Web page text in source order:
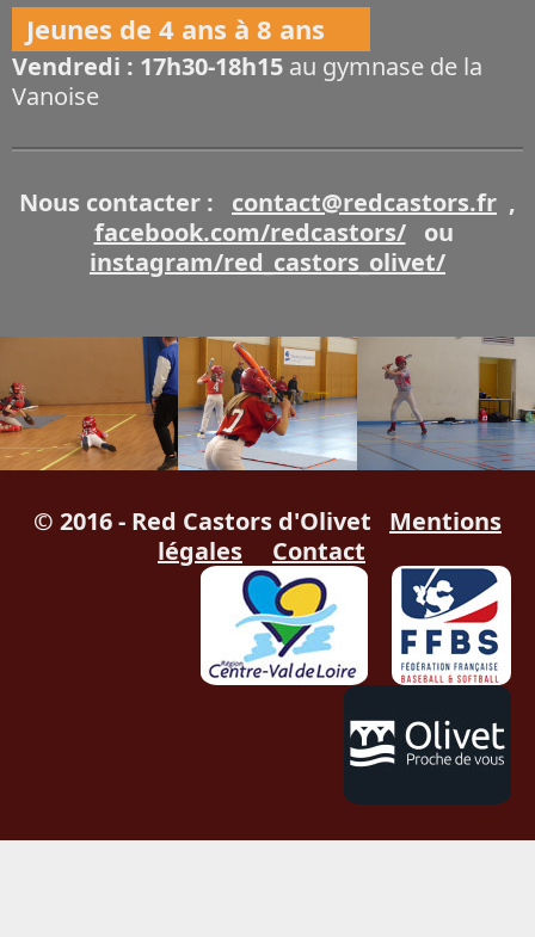
Jeunes de 4 ans à 8 ans
Vendredi : 17h30-18h15 au gymnase de la
Vanoise
Nous contacter : contact@redcastors.fr ,
facebook.com/redcastors/
ou
instagram/red_castors_olivet/
© 2016 - Red Castors d'Olivet
Mentions
légales
Contact